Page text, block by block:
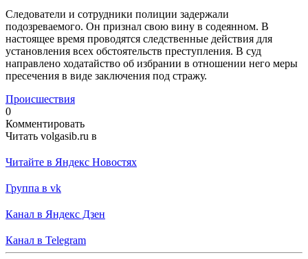
Следователи и сотрудники полиции задержали
подозреваемого. Он признал свою вину в содеянном. В
настоящее время проводятся следственные действия для
установления всех обстоятельств преступления. В суд
направлено ходатайство об избрании в отношении него меры
пресечения в виде заключения под стражу.
Происшествия
0
Комментировать
Читать volgasib.ru в
Читайте в Яндекс Новостях
Группа в vk
Канал в Яндекс Дзен
Канал в Telegram